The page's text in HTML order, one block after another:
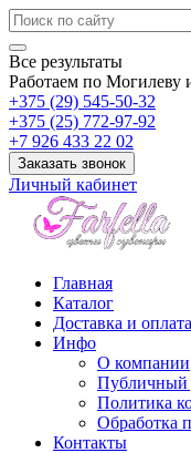
Все результаты
Работаем по Могилеву
+375 (29) 545-50-32
+375 (25) 772-97-92
+7 926 433 22 02
Заказать звонок
Личный кабинет
Главная
Каталог
Доставка и оплата
Инфо
О компании
Публичный
Политика
Обработка
Контакты